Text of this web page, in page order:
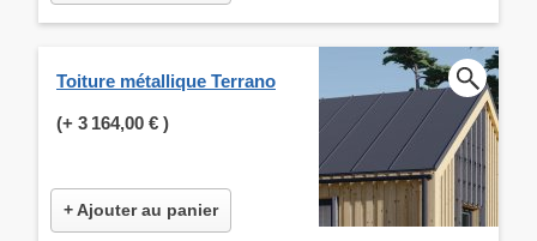
Toiture métallique Terrano
(+ 3 164,00 € )
+ Ajouter au panier